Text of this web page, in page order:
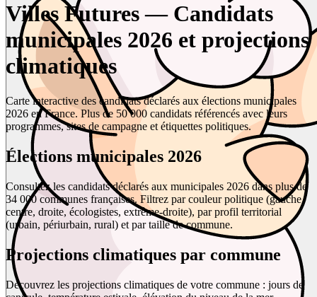
Villes Futures — Candidats
municipales 2026 et projections
climatiques
Carte interactive des candidats déclarés aux élections municipales
2026 en France. Plus de 50 000 candidats référencés avec leurs
programmes, sites de campagne et étiquettes politiques.
Élections municipales 2026
Consultez les candidats déclarés aux municipales 2026 dans plus de
34 000 communes françaises. Filtrez par couleur politique (gauche,
centre, droite, écologistes, extrême-droite), par profil territorial
(urbain, périurbain, rural) et par taille de commune.
Projections climatiques par commune
Découvrez les projections climatiques de votre commune : jours de